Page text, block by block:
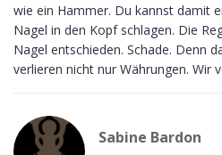
wie ein Hammer. Du kannst damit
Nagel in den Kopf schlagen. Die
Nagel entschieden. Schade. Denn
verlieren nicht nur Währungen. Wir
Sabine Bardon